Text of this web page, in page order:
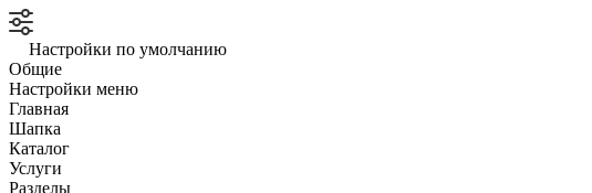
Настройки по умолчанию
Общие
Настройки меню
Главная
Шапка
Каталог
Услуги
Разделы